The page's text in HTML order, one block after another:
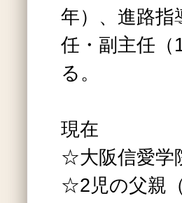
年）、進路指
任・副主任（
る。
現在
☆大阪信愛学
☆2児の父親